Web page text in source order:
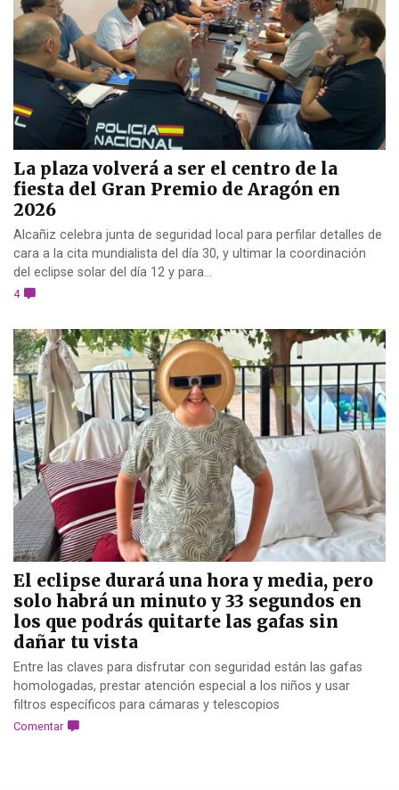
La plaza volverá a ser el centro de la
fiesta del Gran Premio de Aragón en
2026
Alcañiz celebra junta de seguridad local para perfilar detalles de
cara a la cita mundialista del día 30, y ultimar la coordinación
del eclipse solar del día 12 y para...
4
El eclipse durará una hora y media, pero
solo habrá un minuto y 33 segundos en
los que podrás quitarte las gafas sin
dañar tu vista
Entre las claves para disfrutar con seguridad están las gafas
homologadas, prestar atención especial a los niños y usar
filtros específicos para cámaras y telescopios
Comentar